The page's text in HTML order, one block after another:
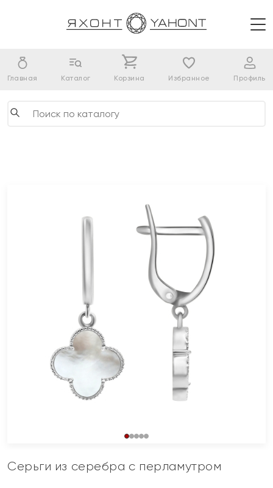
Главная Каталог Корзина Избранное Профиль
Серьги из серебра с перламутром